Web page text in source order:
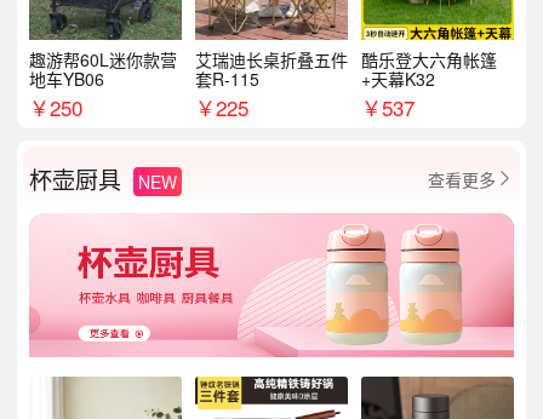
趣游帮60L迷你款营
地车YB06
￥250
艾瑞迪长桌折叠五件
套R-115
￥225
酷乐登大六角帐篷
+天幕K32
￥537
杯壶厨具 NEW 查看更多 